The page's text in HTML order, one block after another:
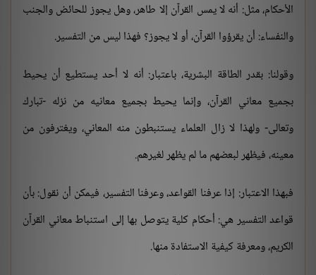
الأحكام، مثل: أنه لا يمس القرآن إلا طاهر، وهل يجوز للحائض والجنب
والنفساء: أن يقرؤوا القرآن، أو لا يجوز؟ فهذا ليس من التفسير.
وقولنا: بقدر الطاقة البشرية، باعتبار: أنه لا أحد يستطيع أن يحيط
بجميع معاني القرآن، وإنما يحيط بجميع معانيه من نزله -تبارك
وتعالى- ولهذا لا زال العلماء يستنبطون منه المعاني، ويغترفون من
معينه، فيظهر لبعضهم ما لم يظهر لغيرهم.
فبهذا الاعتبار: إذا عرفنا القواعد، وعرفنا التفسير، فيمكن أن نقول: بأن
قواعد التفسير هي: أحكام كلية يتوصل بها إلى استنباط معاني القرآن
الكريم، ومعرفة كيفية الاستفادة منها.